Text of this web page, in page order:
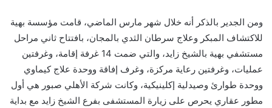
ومن الجدير بالذكر أنه خلال شهر مارس الماضي، قامت مؤسسة بهية
للاكتشاف المبكر وعلاج سرطان الثدي بالمجان، بافتتاح ثاني مراحل
مستشفي بهية بالشيخ زايد، والتي ضمت 14 غرفة إقامة، وغرفتين
عمليات، وغرفتين رعاية مركزة، وغرف إفاقة ووحدة علاج كيماوي
ووحدة طوارئ وصيدلية إكلينيكية، وكانت شركة الأهلي صبور هي أول
مطور عقاري يحرص على زيارة المستشفى بفرع الشيخ زايد مع بداية